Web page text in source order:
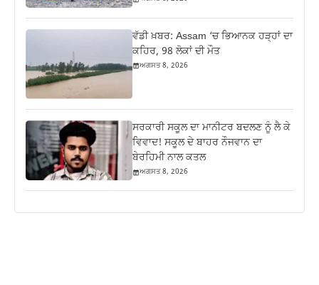
ਵੱਡੀ ਖ਼ਬਰ: Assam ‘ਚ ਭਿਆਨਕ ਹੜ੍ਹਾਂ ਦਾ
ਕਹਿਰ, 98 ਲੋਕਾਂ ਦੀ ਮੌਤ
ਅਗਸਤ 8, 2026
ਸਰਕਾਰੀ ਸਕੂਲ ਦਾ ਮਾਨੀਟਰ ਬਦਲਣ ਨੂੰ ਲੈ ਕੇ
ਵਿਵਾਦ! ਸਕੂਲ ਦੇ ਬਾਹਰ ਨੌਜਵਾਨ ਦਾ
ਬੇਰਹਿਮੀ ਨਾਲ ਕਤਲ
ਅਗਸਤ 8, 2026